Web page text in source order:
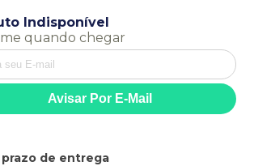
Indisponível
quando chegar
de entrega